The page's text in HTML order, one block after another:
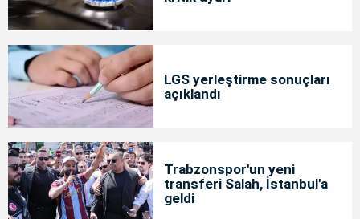
LGS yerleştirme sonuçları
açıklandı
Trabzonspor'un yeni
transferi Salah, İstanbul'a
geldi